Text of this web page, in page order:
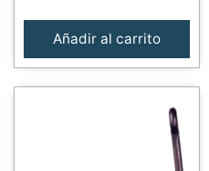
Añadir al carrito